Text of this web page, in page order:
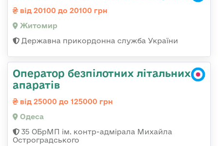
від 20100 до 20100 грн
Житомир
Державна прикордонна служба України
Оператор безпілотних літальних
апаратів
від 25000 до 125000 грн
Одеса
35 ОБрМП ім. контр-адмірала Михайла
Остроградського